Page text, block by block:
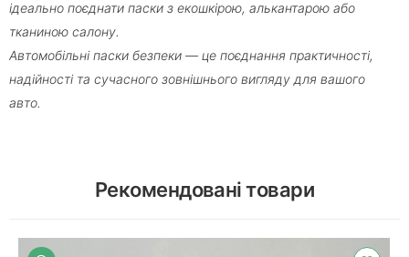
ідеально поєднати паски з екошкірою, алькантарою або
тканиною салону.
Автомобільні паски безпеки — це поєднання практичності,
надійності та сучасного зовнішнього вигляду для вашого
авто.
Рекомендовані товари